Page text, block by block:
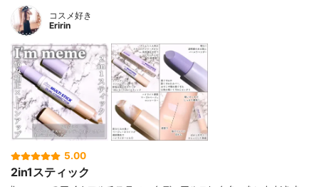
コスメ好き
Eririn
5.00
2in1スティック